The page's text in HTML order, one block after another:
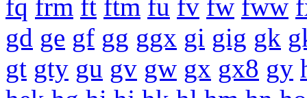
fq frm ft ftm fu fv fw fww
gd ge gf gg ggx gi gig gk
gt gty gu gv gw gx gx8 gy